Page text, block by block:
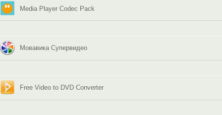
Media Player Codec Pack
Мовавика Супервидео
Free Video to DVD Converter